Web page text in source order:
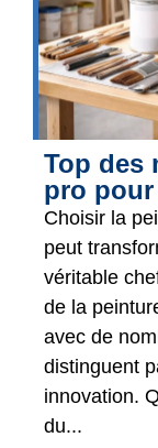
Top des
pro
Choisir la
peut
véritable
de la
avec de
distinguent
innovation.
du...